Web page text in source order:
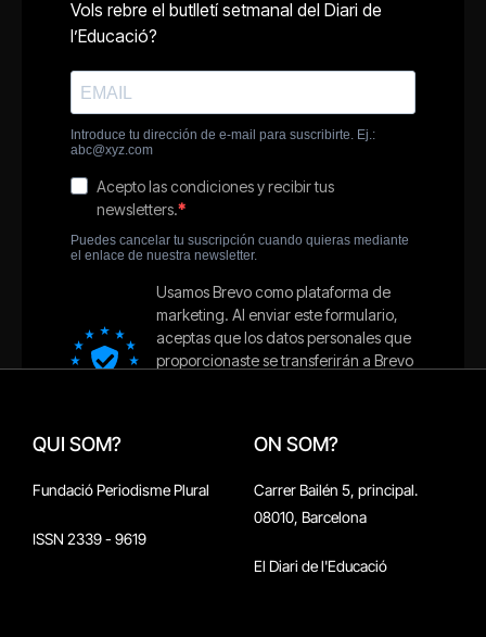
QUI SOM?
Fundació Periodisme Plural
ISSN 2339 - 9619
ON SOM?
Carrer Bailén 5, principal.
08010, Barcelona
El Diari de l'Educació